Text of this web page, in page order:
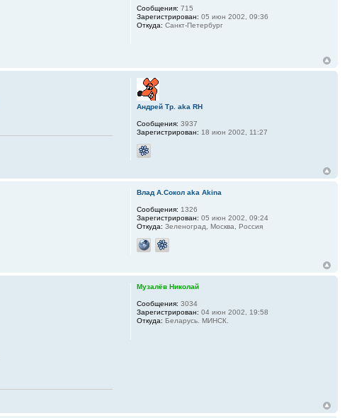
Сообщения: 715
Зарегистрирован: 05 июн 2002, 09:36
Откуда: Санкт-Петербург
Андрей Тр. aka RH
Сообщения: 3937
Зарегистрирован: 18 июн 2002, 11:27
Влад А.Сокол aka Akina
Сообщения: 1326
Зарегистрирован: 05 июн 2002, 09:24
Откуда: Зеленоград, Москва, Россия
Музалёв Николай
Сообщения: 3034
Зарегистрирован: 04 июн 2002, 19:58
Откуда: Беларусь. МИНСК.